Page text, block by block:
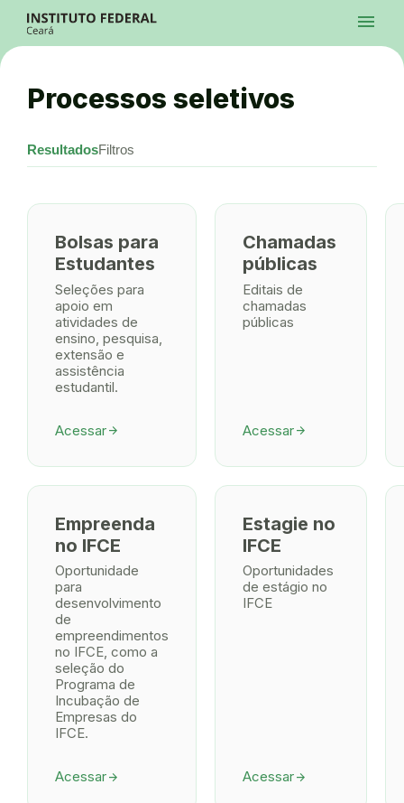
Ir para a busca
Ir para o menu principal
Ir para o conteúdo
Alto Contraste
Login da Área Administrativa
menu
Processos seletivos
ResultadosFiltros
Bolsas para
Estudantes
Seleções para
apoio em
atividades de
ensino, pesquisa,
extensão e
assistência
estudantil.
Acessararrow_forward
Chamadas
públicas
Editais de
chamadas
públicas
Acessararrow_forward
Empreenda
no IFCE
Oportunidade
para
desenvolvimento
de
empreendimentos
no IFCE, como a
seleção do
Programa de
Incubação de
Empresas do
IFCE.
Acessararrow_forward
Estagie no
IFCE
Oportunidades
de estágio no
IFCE
Acessararrow_forward